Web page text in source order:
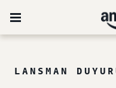
LANSMAN